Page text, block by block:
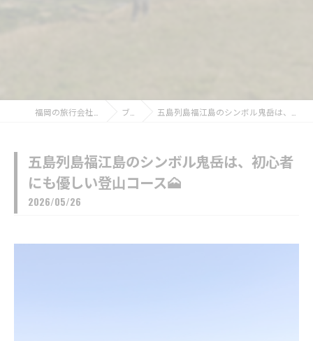
ブログ 五島列島福江島のシンボル鬼岳は、初心者にも優しい登山コース🗻
五島列島福江島のシンボル鬼岳は、初心者
にも優しい登山コース🗻
2026/05/26